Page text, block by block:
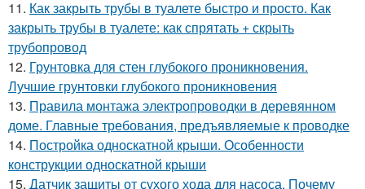
11. Как закрыть трубы в туалете быстро и просто. Как
закрыть трубы в туалете: как спрятать + скрыть
трубопровод
12. Грунтовка для стен глубокого проникновения.
Лучшие грунтовки глубокого проникновения
13. Правила монтажа электропроводки в деревянном
доме. Главные требования, предъявляемые к проводке
14. Постройка односкатной крыши. Особенности
конструкции односкатной крыши
15. Датчик защиты от сухого хода для насоса. Почему